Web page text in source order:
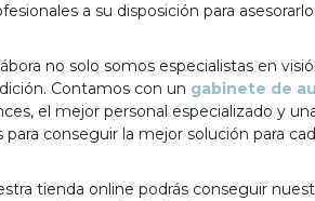
a su disposición para
no solo somos especialistas en
Contamos con un gabinete de
el mejor personal especializado y
para conseguir la mejor solución para
tienda online podrás conseguir